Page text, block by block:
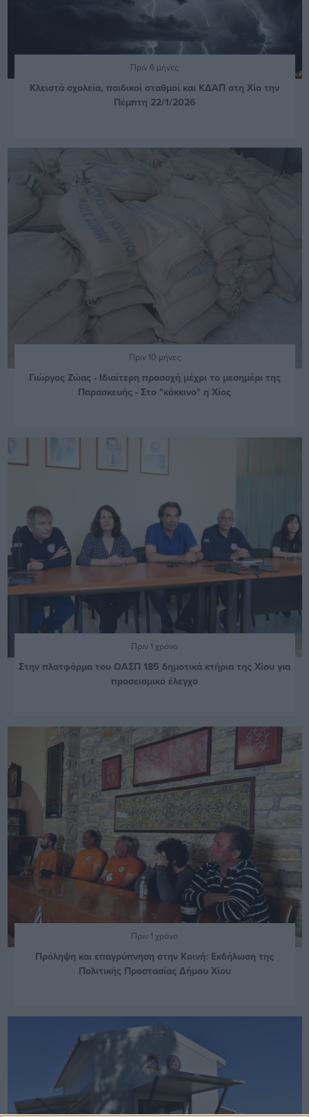
Πριν 6 μήνες
Κλειστά σχολεία, παιδικοί σταθμοί και ΚΔΑΠ στη Χίο την
Πέμπτη 22/1/2026
Πριν 10 μήνες
Γιώργος Ζώας - Ιδιαίτερη προσοχή μέχρι το μεσημέρι της
Παρασκευής - Στο "κόκκινο" η Χίος
Πριν 1 χρόνο
Στην πλατφόρμα του ΟΑΣΠ 185 δημοτικά κτήρια της Χίου για
προσεισμικό έλεγχο
Πριν 1 χρόνο
Πρόληψη και επαγρύπνηση στην Κοινή: Εκδήλωση της
Πολιτικής Προστασίας Δήμου Χίου